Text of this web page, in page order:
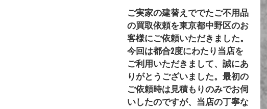
ご実家の建替えででたご不用品
の買取依頼を東京都中野区のお
客様にご依頼いただきました。
今回は都合2度にわたり当店を
ご利用いただきまして、誠にあ
りがとうございました。最初の
ご依頼時は見積もりのみでお伺
いしたのですが、当店の丁寧な